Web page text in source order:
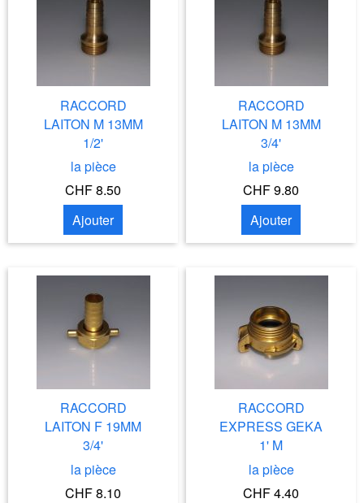
RACCORD
LAITON M 13MM
1/2'
la pièce
CHF 8.50
Ajouter
RACCORD
LAITON M 13MM
3/4'
la pièce
CHF 9.80
Ajouter
RACCORD
LAITON F 19MM
3/4'
la pièce
CHF 8.10
RACCORD
EXPRESS GEKA
1' M
la pièce
CHF 4.40